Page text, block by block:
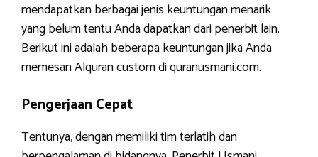
mendapatkan berbagai jenis keuntungan menarik
yang belum tentu Anda dapatkan dari penerbit lain.
Berikut ini adalah beberapa keuntungan jika Anda
memesan Alquran custom di quranusmani.com.
Pengerjaan Cepat
Tentunya, dengan memiliki tim terlatih dan